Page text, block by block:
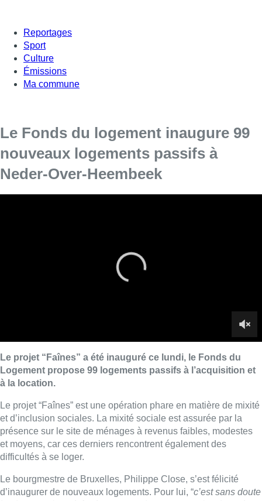
Reportages
Sport
Culture
Émissions
Ma commune
Le Fonds du logement inaugure 99
nouveaux logements passifs à
Neder-Over-Heembeek
et d’inclusion sociales. La mixité sociale est assurée par la
présence sur le site de ménages à revenus faibles, modestes
c’est sans doute
est de faire une ville accessible pour les habitants“.
Inaugurer de nouveaux logements est sans doute la
le projet est de faire une ville accessible pour les
habitants.
99 nouveaux logements à Neder-Over-Heembeek,
on continue à investir dans l'équipement de ce
merveilleux quartier!
— Philippe Close (@PhilippeClose)October 7,
2019